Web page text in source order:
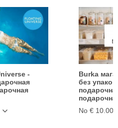
-
Burka
без
No € 10.00